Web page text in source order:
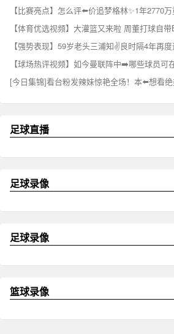
【比赛亮点】怎么评⬅️价追梦格林✨1年2770万
【体育优选视频】大灌篮又来啦 周董打球自
足球直播
足球录像
足球录像
篮球录像